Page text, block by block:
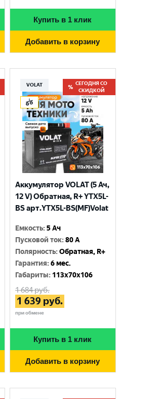
Купить в 1 клик
Добавить в корзину
VOLAT
СЕГОДНЯ СО
СКИДКОЙ
Аккумулятор VOLAT (5 Ач,
12 V) Обратная, R+ YTX5L-
BS арт.YTX5L-BS(MF)Volat
Емкость:5 Ач
Пусковой ток:80 A
Полярность:Обратная, R+
Гарантия:6 мес.
Габариты: 113x70x106
1 684руб.
1 639 руб.
при обмене
Купить в 1 клик
Добавить в корзину